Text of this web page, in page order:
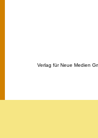
Verlag für Neue Medien